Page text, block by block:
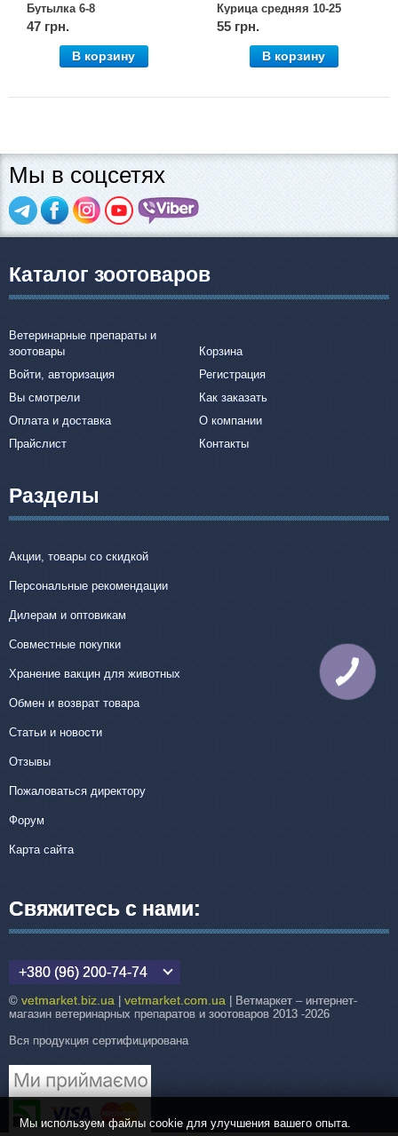
Бутылка 6-8
47 грн.
В корзину
Курица средняя 10-25
55 грн.
В корзину
Мы в соцсетях
Каталог зоотоваров
Ветеринарные препараты и
зоотовары
Корзина
Войти, авторизация
Регистрация
Вы смотрели
Как заказать
Оплата и доставка
О компании
Прайслист
Контакты
Разделы
Акции, товары со скидкой
Персональные рекомендации
Дилерам и оптовикам
Совместные покупки
Хранение вакцин для животных
Обмен и возврат товара
Статьи и новости
Отзывы
Пожаловаться директору
Форум
Карта сайта
Свяжитесь с нами:
+380 (96) 200-74-74
© vetmarket.biz.ua vetmarket.com.ua | Ветмаркет – интернет-
магазин ветеринарных препаратов и зоотоваров 2013 -2026
Вся продукция сертифицирована
Мы используем файлы cookie для улучшения вашего опыта.
КНОПКА
СВЯЗИ